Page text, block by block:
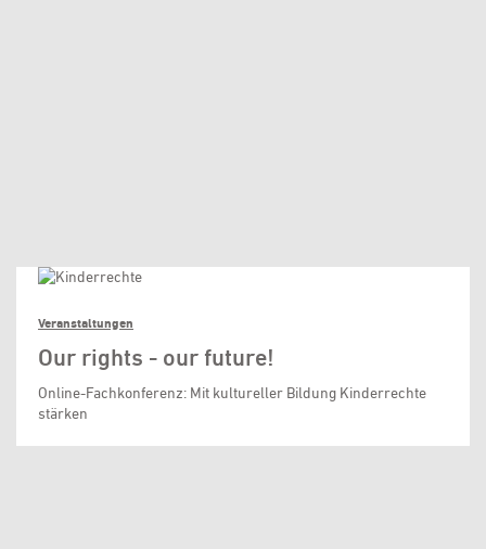
Veranstaltungen
Our rights - our future!
Online-Fachkonferenz: Mit kultureller Bildung Kinderrechte
stärken